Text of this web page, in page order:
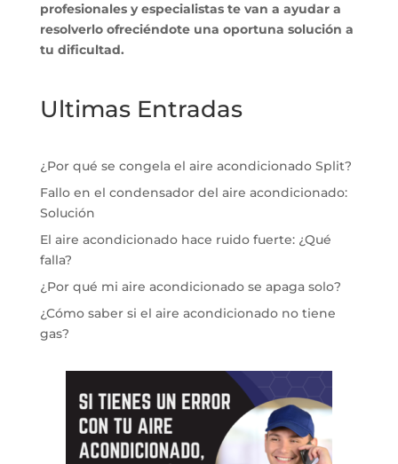
profesionales y especialistas te van a ayudar a
resolverlo ofreciéndote una oportuna solución a
tu dificultad.
Ultimas Entradas
¿Por qué se congela el aire acondicionado Split?
Fallo en el condensador del aire acondicionado:
Solución
El aire acondicionado hace ruido fuerte: ¿Qué
falla?
¿Por qué mi aire acondicionado se apaga solo?
¿Cómo saber si el aire acondicionado no tiene
gas?